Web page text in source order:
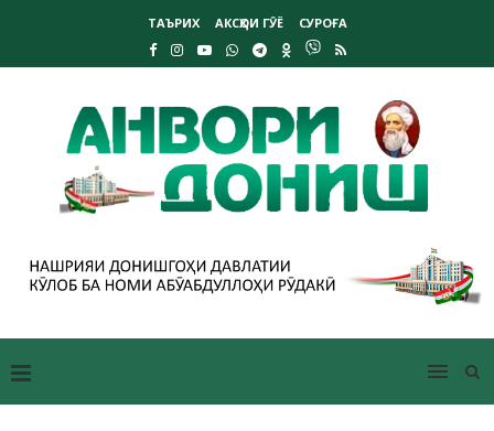
ТАЪРИХ АКСҲОИ ГӮЁ СУРОҒА